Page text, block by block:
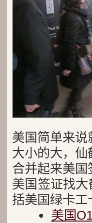
美国简单来说
大小的大，仙
合并起来美国
美国签证找
括美国绿卡工
美国